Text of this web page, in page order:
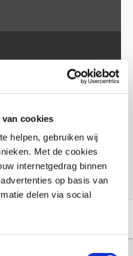
cookies
helpen, gebruiken wij
Met de cookies
internetgedrag binnen
op basis van
delen via social
te bestellen.